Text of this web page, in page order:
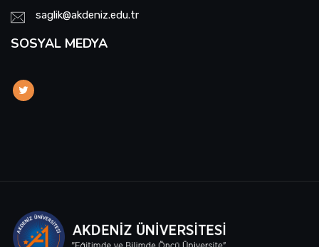
saglik@akdeniz.edu.tr
SOSYAL MEDYA